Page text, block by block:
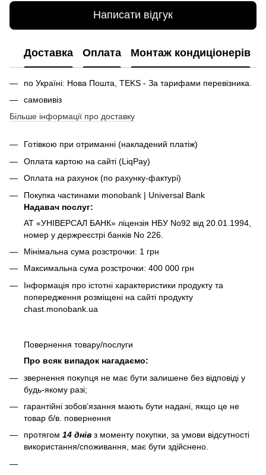
Написати відгук
Доставка Оплата Монтаж кондиціонерів
по Україні: Нова Пошта, TEKS - За тарифами перевізника.
самовивіз
Більше інформації про доставку
Готівкою при отриманні (накладений платіж)
Оплата картою на сайті (LiqPay)
Оплата на рахунок (по рахунку-фактурі)
Покупка частинами monobank | Universal Bank
Надавач послуг:
АТ «УНІВЕРСАЛ БАНК» ліцензія НБУ No92 від 20.01.1994,
номер у держреєстрі банків No 226.
Мінімальна сума розстрочки: 1 грн
Максимальна сума розстрочки: 400 000 грн
Інформація про істотні характеристики продукту та
попередження розміщені на сайті продукту
chast.monobank.ua
Повернення товару/послуги
Про всяк випадок нагадаємо:
звернення покупця не має бути залишене без відповіді у
будь-якому разі;
гарантійні зобов’язання мають бути надані, якщо це не
товар б/в. повернення
протягом 14 днів з моменту покупки, за умови відсутності
використання/споживання, має бути здійснено.